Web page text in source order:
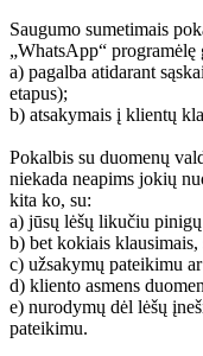
Saugumo sumetimais
„WhatsApp“
a) pagalba atidarant
etapus);
b) atsakymais į klientų
Pokalbis su duomenų
niekada neapims jokių
kita ko, su:
a) jūsų lėšų likučiu pinigų
b) bet kokiais
c) užsakymų pateikimu
d) kliento asmens
e) nurodymų dėl lėšų
pateikimu.